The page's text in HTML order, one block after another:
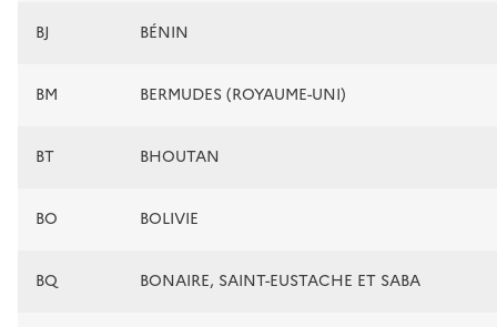
BJ BÉNIN
BM BERMUDES (ROYAUME-UNI)
BT BHOUTAN
BO BOLIVIE
BQ BONAIRE, SAINT-EUSTACHE ET SABA